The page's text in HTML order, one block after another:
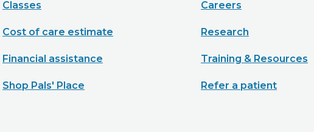
Classes
Cost of care estimate
Financial assistance
Shop Pals' Place
Careers
Research
Training & Resources
Refer a patient